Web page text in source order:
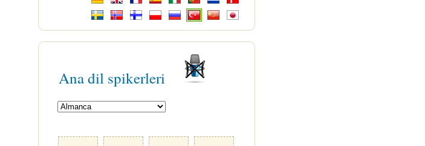
Ana dil spikerleri